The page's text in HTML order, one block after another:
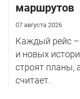
маршрутов
07 августа 2026
Каждый рейс –
и новых
строят планы,
считает.